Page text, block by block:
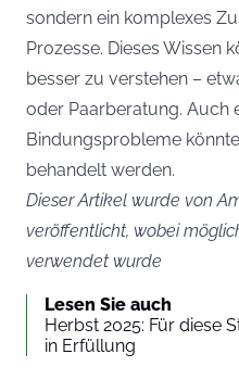
sondern ein komplexes
Prozesse. Dieses Wissen
besser zu verstehen –
oder Paarberatung. Auch
Bindungsprobleme
behandelt werden.
Dieser Artikel wurde von
veröffentlicht, wobei
verwendet wurde
Lesen Sie auch
Herbst 2025: Für diese
in Erfüllung